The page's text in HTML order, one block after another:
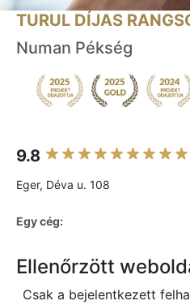
TURUL DÍJAS
Numan Pékség
9.8
Eger, Déva u. 108
Egy cég:
Ellenőrzött
Csak a bejelentkezett